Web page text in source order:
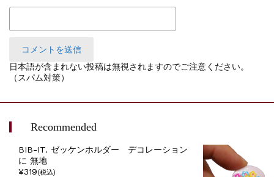
日本語が含まれない投稿は無視されますのでご注意ください。
（スパム対策）
Recommended
BIB-IT. ゼッケンホルダー デコレーション
に 無地
¥319(税込)